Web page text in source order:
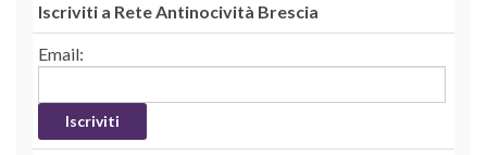
Iscriviti a Rete Antinocività Brescia
Email: